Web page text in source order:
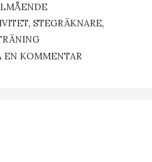
, STEGRÄKNARE,
EN KOMMENTAR